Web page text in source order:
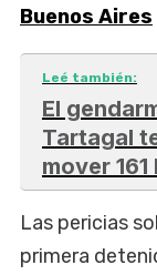
Buenos Aires
Leé también:
El
Tartagal
mover
Las pericias
primera